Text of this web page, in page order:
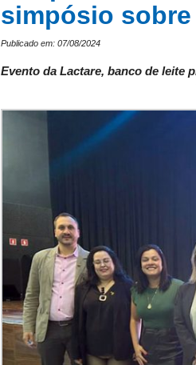
simpósio
Publicado em: 07/08/2024
Evento da Lactare, banco de leite